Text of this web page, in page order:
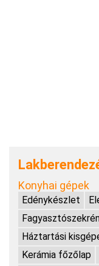
Konyhai gépek
Edénykészlet
Háztartási
Kerámia főzőlap